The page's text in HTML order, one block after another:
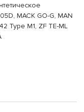
MACK GO-G, MAN
Type M1, ZF TE-ML